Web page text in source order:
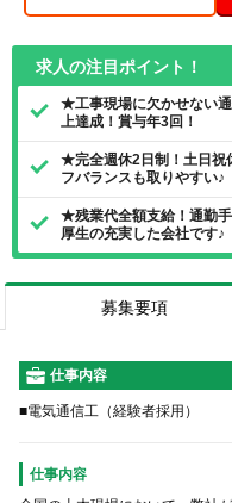
求人の注目ポイント！
★工事現場に欠かせない
上達成！賞与年3回！
★完全週休2日制！土日祝
フバランスも取りやすい♪
★残業代全額支給！通勤
厚生の充実した会社です♪
募集要項
仕事内容
■電気通信工（経験者採用）
仕事内容